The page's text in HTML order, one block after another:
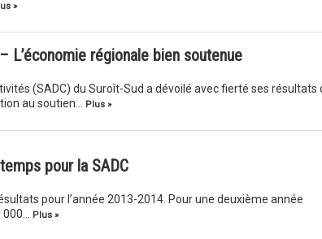
»
L’économie régionale bien soutenue
(SADC) du Suroît-Sud a dévoilé avec fierté ses résultats
au soutien…
Plus »
pour la SADC
pour l’année 2013-2014. Pour une deuxième année
Plus »